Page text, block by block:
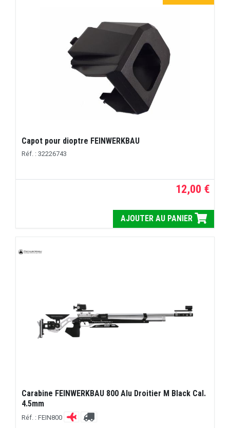
Capot pour dioptre FEINWERKBAU
Réf. : 32226743
12,00 €
AJOUTER AU PANIER
Carabine FEINWERKBAU 800 Alu Droitier M Black Cal.
4.5mm
Réf. : FEIN800